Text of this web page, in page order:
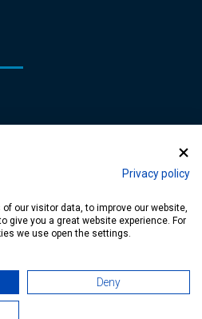
Privacy policy
our visitor data, to improve our website,
give you a great website experience. For
we use open the settings.
Deny
renewals